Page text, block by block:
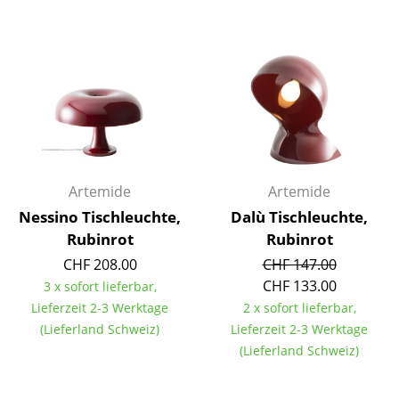
Aufbewahren
Regale & Schränke
Wandregale
Sideboards & Kommoden
TV Möbel
Beistell- & Rollcontainer
Artemide
Nessino Tischleuchte,
Rubinrot
CHF 208.00
3 x sofort lieferbar,
Lieferzeit 2-3 Werktage
(Lieferland Schweiz)
Artemide
Dalù Tischleuchte,
Rubinrot
CHF 147.00
CHF 133.00
2 x sofort lieferbar,
Lieferzeit 2-3 Werktage
(Lieferland Schweiz)